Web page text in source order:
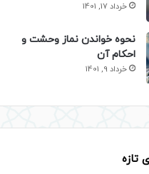
خرداد 17, 1401
نحوه خواندن نماز وحشت و
احکام آن
خرداد 9, 1401
تازه